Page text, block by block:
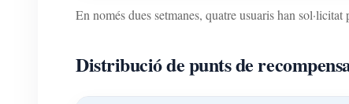
En només dues setmanes, quatre usuaris han
Distribució de punts de